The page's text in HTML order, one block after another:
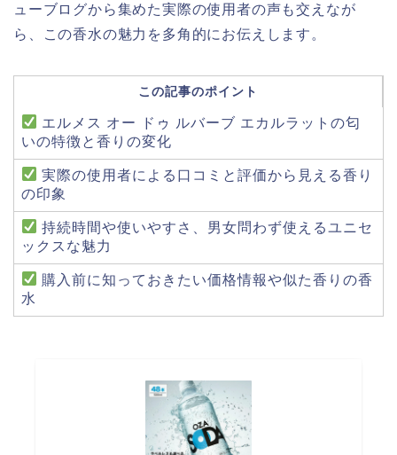
ューブログから集めた実際の使用者の声も交えなが
ら、この香水の魅力を多角的にお伝えします。
この記事のポイント
エルメス オー ドゥ ルバーブ エカルラットの匂
いの特徴と香りの変化
実際の使用者による口コミと評価から見える香り
の印象
持続時間や使いやすさ、男女問わず使えるユニセ
ックスな魅力
購入前に知っておきたい価格情報や似た香りの香
水